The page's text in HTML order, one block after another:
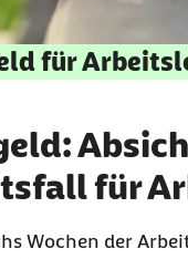
für
für
Wochen der